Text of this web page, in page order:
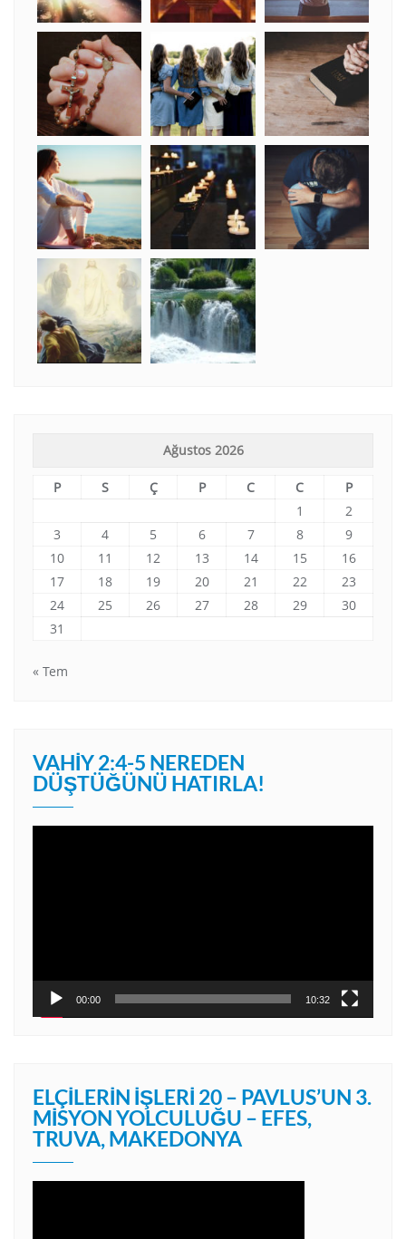
Ağustos 2026
P S Ç P C C
P
1
2
3
4 5 6 7 8
9
10
11 12 13 14 15
16
17
18 19 20 21 22
23
24
25 26 27 28 29
30
31
« Tem
VAHIY 2:4-5 NEREDEN
DÜŞTÜĞÜNÜ HATIRLA!
00:00 10:32
ELÇILERIN İŞLERI 20 – PAVLUS’UN 3.
MISYON YOLCULUĞU – EFES,
TRUVA, MAKEDONYA